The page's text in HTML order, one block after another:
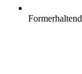
Formerhaltend